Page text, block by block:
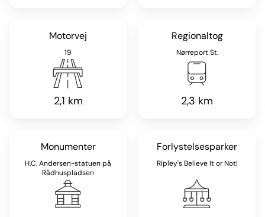
Motorvej
19
2,1 km
Regionaltog
Nørreport St.
2,3 km
Monumenter
H.C. Andersen-statuen på
Rådhuspladsen
Forlystelsesparker
Ripley's Believe It or Not!